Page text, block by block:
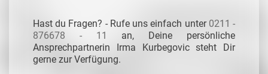
Hast du Fragen? - Rufe uns einfach unter 0211 -
876678 - 11
an, Deine persönliche
Ansprechpartnerin Irma Kurbegovic steht Dir
gerne zur Verfügung.